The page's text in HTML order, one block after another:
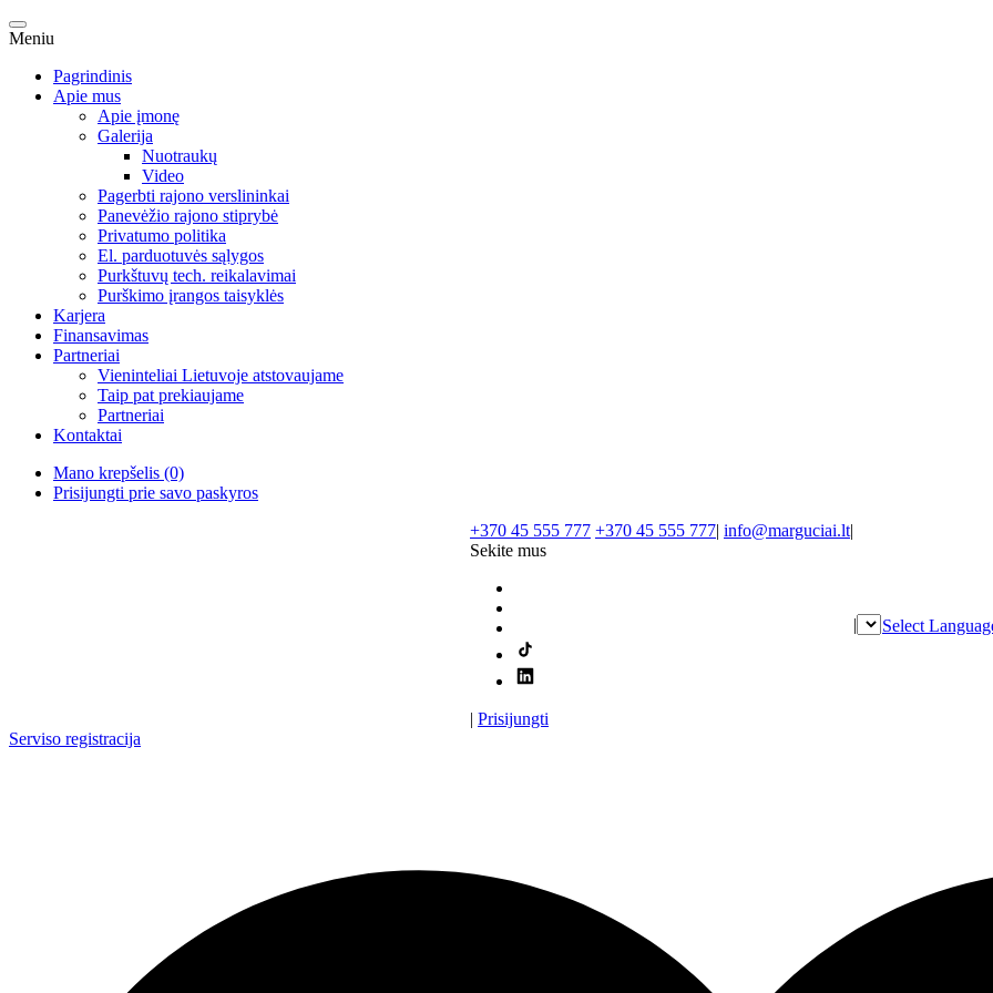
Meniu
Pagrindinis
Apie mus
Apie įmonę
Galerija
Nuotraukų
Video
Pagerbti rajono verslininkai
Panevėžio rajono stiprybė
Privatumo politika
El. parduotuvės sąlygos
Purkštuvų tech. reikalavimai
Purškimo įrangos taisyklės
Karjera
Finansavimas
Partneriai
Vieninteliai Lietuvoje atstovaujame
Taip pat prekiaujame
Partneriai
Kontaktai
Mano krepšelis (0)
Prisijungti prie savo paskyros
+370 45 555 777 +370 45 555 777| info@marguciai.lt|
Sekite mus
| Prisijungti
| Select
Serviso registracija